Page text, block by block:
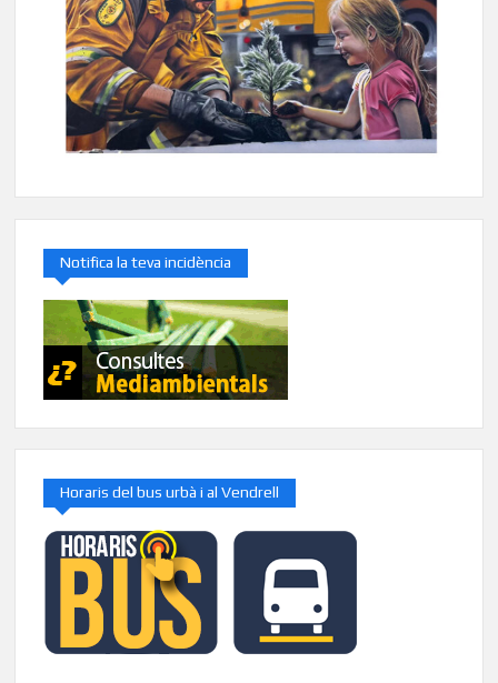
Notifica la teva incidència
Horaris del bus urbà i al Vendrell